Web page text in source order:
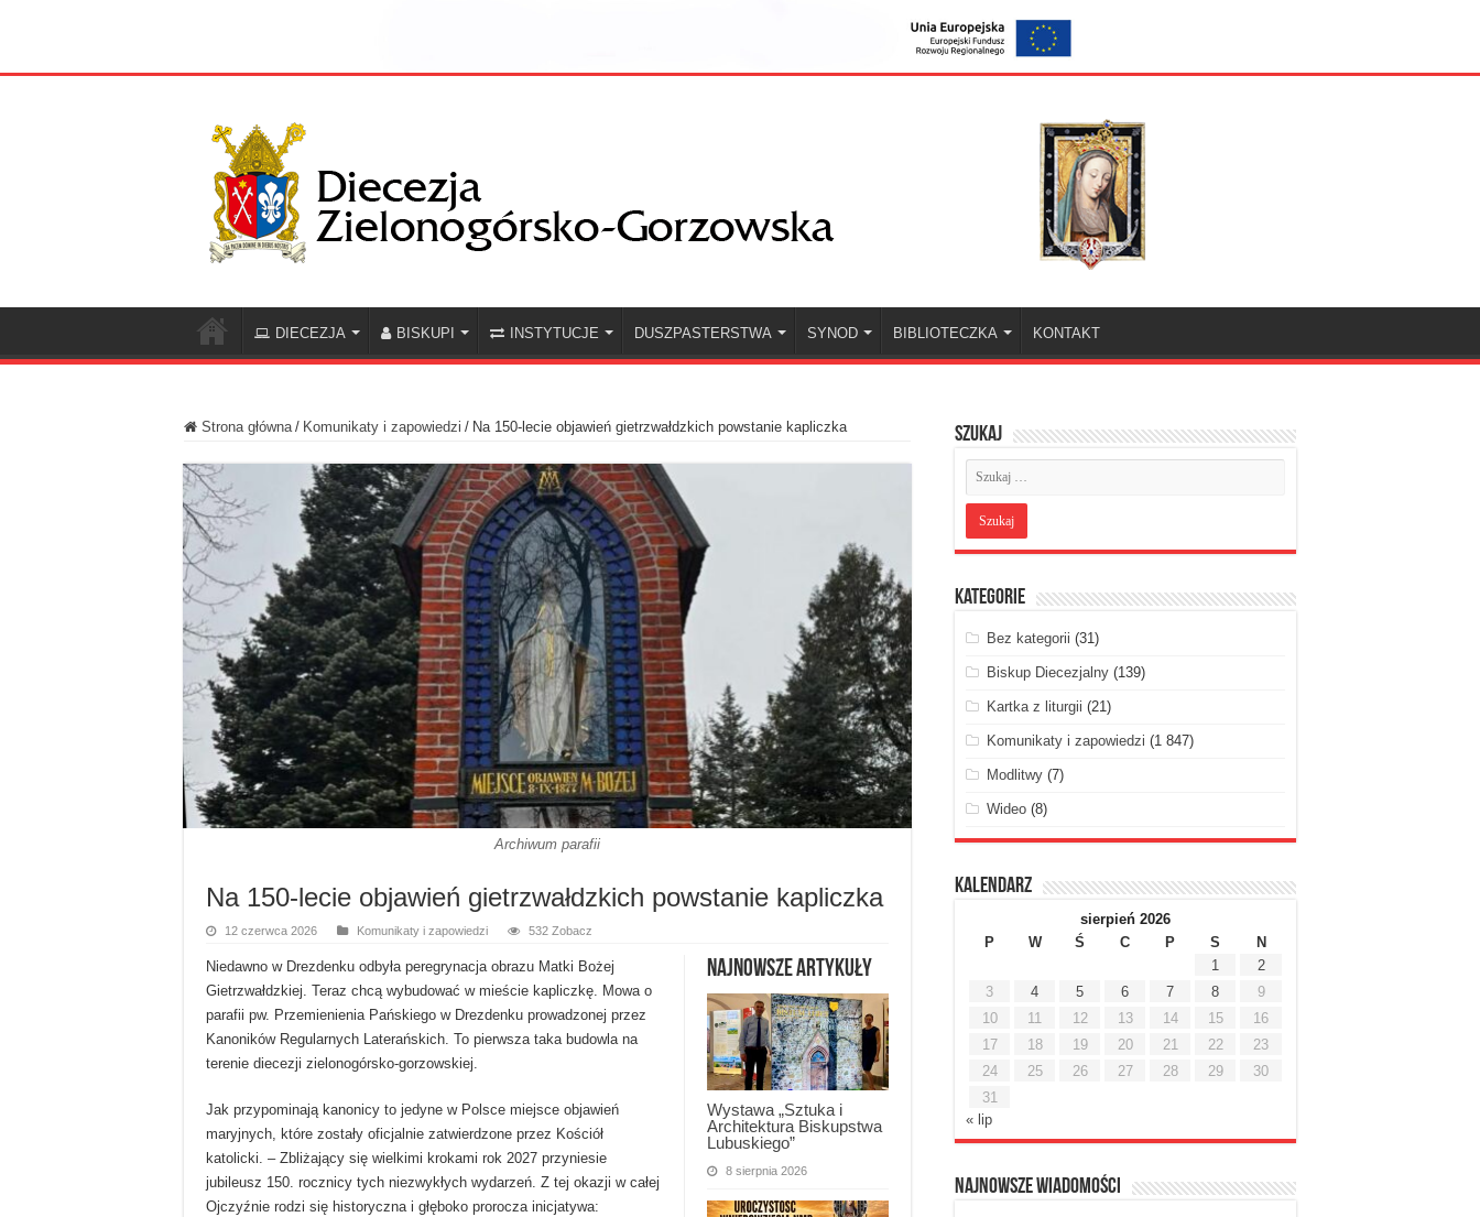
DIECEZJA BISKUPI INSTYTUCJE DUSZPASTERSTWA SYNOD BIBLIOTECZKA KONTAKT
Strona główna / Komunikaty i zapowiedzi / Na 150-lecie objawień gietrzwałdzkich powstanie kapliczka
Archiwum parafii
Na 150-lecie objawień gietrzwałdzkich powstanie kapliczka
12 czerwca 2026 Komunikaty i zapowiedzi 532 Zobacz
Najnowsze artykuły
Wystawa „Sztuka i
Architektura Biskupstwa
Lubuskiego”
8 sierpnia 2026
Niedawno w Drezdenku odbyła peregrynacja obrazu Matki Bożej
Gietrzwałdzkiej. Teraz chcą wybudować w mieście kapliczkę. Mowa o
parafii pw. Przemienienia Pańskiego w Drezdenku prowadzonej przez
Kanoników Regularnych Laterańskich. To pierwsza taka budowla na
terenie diecezji zielonogórsko-gorzowskiej.
Jak przypominają kanonicy to jedyne w Polsce miejsce objawień
maryjnych, które zostały oficjalnie zatwierdzone przez Kościół
katolicki. – Zbliżający się wielkimi krokami rok 2027 przyniesie
jubileusz 150. rocznicy tych niezwykłych wydarzeń. Z tej okazji w całej
Ojczyźnie rodzi się historyczna i głęboko prorocza inicjatywa:
Szukaj
Kategorie
Bez kategorii (31)
Biskup Diecezjalny(139)
Kartka z liturgii (21)
Komunikaty i zapowiedzi (1 847)
Modlitwy(7)
Wideo(8)
Kalendarz
sierpień 2026
P
W Ś C P S
N
1
2
3
4 5 6 7 8
9
10
11 12 13 14 15
16
17
18 19 20 21 22
23
24
25 26 27 28 29
30
31
« lip
Najnowsze Wiadomości